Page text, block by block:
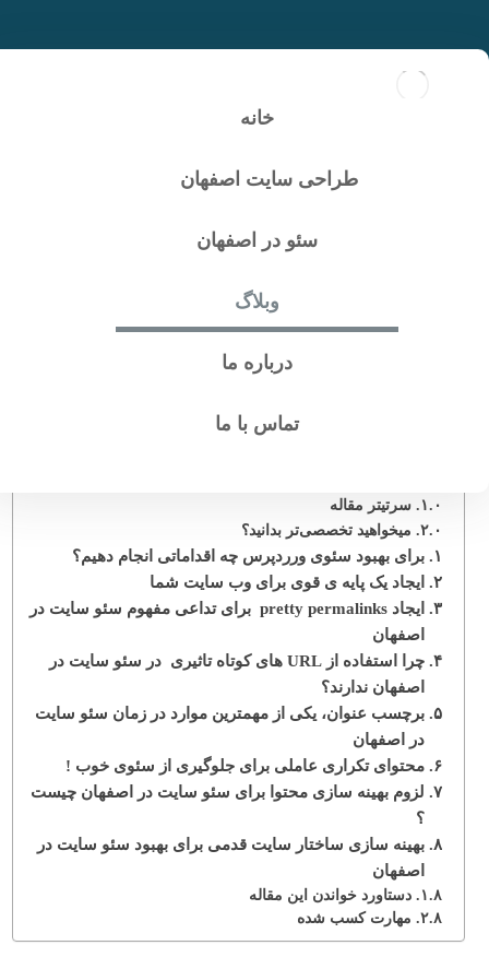
خانه
طراحی سایت اصفهان
سئو در اصفهان
وبلاگ
درباره ما
تماس با ما
سئو سایت در اصفهان
انجام میشود چیست؟
سرتیتر مقاله
میخواهید تخصصی‌تر بدانید؟
برای بهبود سئوی ورردپرس چه اقداماتی انجام دهیم؟
ایجاد یک پایه ی قوی برای وب سایت شما
ایجاد pretty permalinks برای تداعی مفهوم سئو سایت در
اصفهان
چرا استفاده از URL های کوتاه تاثیری در سئو سایت در
اصفهان ندارند؟
برچسب عنوان، یکی از مهمترین موارد در زمان سئو سایت
در اصفهان
محتوای تکراری عاملی برای جلوگیری از سئوی خوب !
لزوم بهینه سازی محتوا برای سئو سایت در اصفهان چیست
؟
بهینه سازی ساختار سایت قدمی برای بهبود سئو سایت در
اصفهان
دستاورد خواندن این مقاله
مهارت کسب شده